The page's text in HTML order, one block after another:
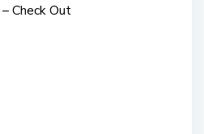
Check Out